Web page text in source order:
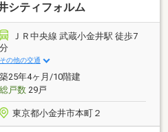
房換気乾燥機・浄水器付き§ペ
則有)§敷地内に、駐車場・駐輪場
物施設や教育施設が揃う、子育
住環境§2026年5月リノベーショ
室暖房換気乾燥機能付き)、給
き)、トイレなどの新規取付 ク
規張替 など
シティフォルム
ＪＲ中央線 武蔵小金井駅 徒歩7
分
その他の交通
築25年4ヶ月/10階建
総戸数29戸
東京都小金井市本町２